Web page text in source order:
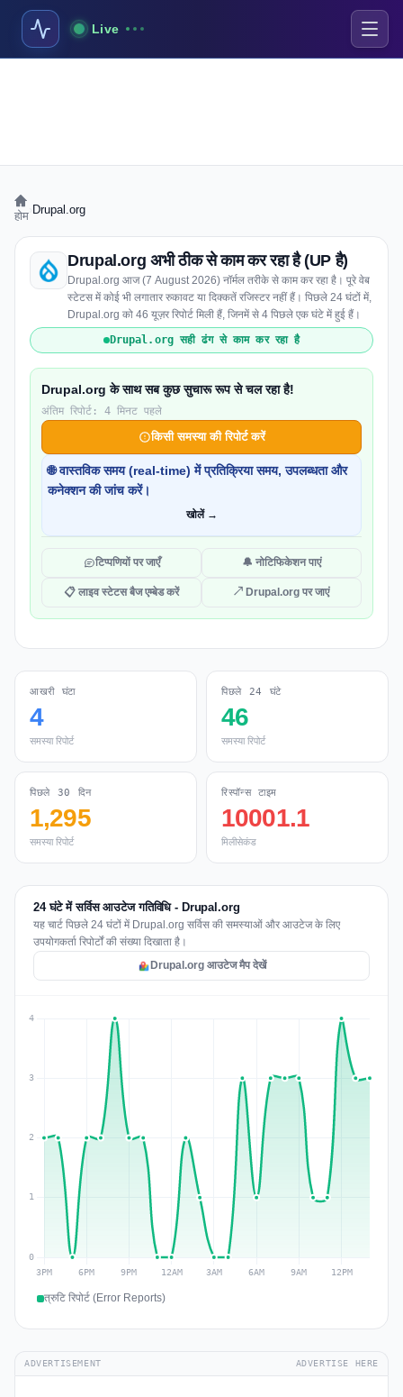
Live
होम Drupal.org
Drupal.org अभी ठीक से काम कर रहा है (UP है)
Drupal.org आज (7 August 2026) नॉर्मल तरीके से काम कर रहा है। पूरे वेब
स्टेटस में कोई भी लगातार रुकावट या दिक्कतें रजिस्टर नहीं हैं। पिछले 24 घंटों में,
Drupal.org को 46 यूज़र रिपोर्ट मिली हैं, जिनमें से 4 पिछले एक घंटे में हुई हैं।
Drupal.org सही ढंग से काम कर रहा है
Drupal.org के साथ सब कुछ सुचारू रूप से चल रहा है!
अंतिम रिपोर्ट: 4 मिनट पहले
किसी समस्या की रिपोर्ट करें
🌐 वास्तविक समय (real-time) में प्रतिक्रिया समय, उपलब्धता और
कनेक्शन की जांच करें।
खोलें →
टिप्पणियों पर जाएँ 🔔 नोटिफिकेशन पाएं
📋 लाइव स्टेटस बैज एम्बेड करें ↗ Drupal.org पर जाएं
आखरी घंटा
4
समस्या रिपोर्ट
पिछले 24 घंटे
46
समस्या रिपोर्ट
पिछले 30 दिन
1,295
समस्या रिपोर्ट
रिस्पॉन्स टाइम
10001.1
मिलीसेकंड
24 घंटे में सर्विस आउटेज गतिविधि - Drupal.org
यह चार्ट पिछले 24 घंटों में Drupal.org सर्विस की समस्याओं और आउटेज के लिए
उपयोगकर्ता रिपोर्टों की संख्या दिखाता है।
Drupal.org आउटेज मैप देखें
त्रुटि रिपोर्ट (Error Reports)
ADVERTISEMENT ADVERTISE HERE